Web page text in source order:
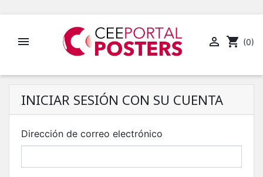
  shopping_cart (0)
INICIAR SESIÓN CON SU CUENTA
Dirección de correo electrónico